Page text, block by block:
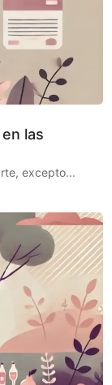
las
excepto...